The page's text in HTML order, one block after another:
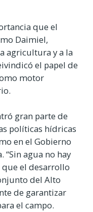
que el
Daimiel,
agricultura y a la
el papel de
motor
gran parte de
políticas hídricas
en el Gobierno
“Sin agua no hay
el desarrollo
del Alto
de garantizar
el campo.